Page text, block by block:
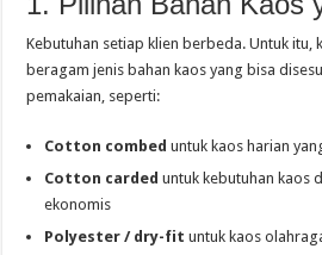
Kebutuhan setiap klien berbeda. Untuk itu,
beragam jenis bahan kaos yang bisa
pemakaian, seperti:
Cotton combed untuk kaos harian
Cotton carded untuk kebutuhan kaos
ekonomis
Polyester / dry-fit untuk kaos